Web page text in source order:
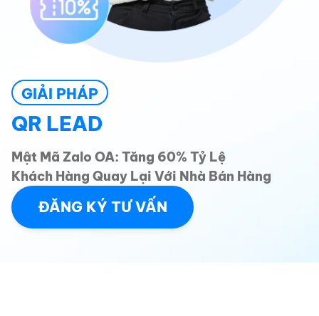
GIẢI PHÁP
QR LEAD
Mật Mã Zalo OA: Tăng 60% Tỷ Lệ
Khách Hàng Quay Lại Với Nhà Bán Hàng
ĐĂNG KÝ TƯ VẤN